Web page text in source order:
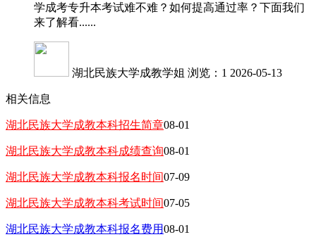
学成考专升本考试难不难？如何提高通过率？下面我们
来了解看......
湖北民族大学成教学姐 浏览：1 2026-05-13
相关信息
湖北民族大学成教本科招生简章08-01
湖北民族大学成教本科成绩查询08-01
湖北民族大学成教本科报名时间07-09
湖北民族大学成教本科考试时间07-05
湖北民族大学成教本科报名费用08-01